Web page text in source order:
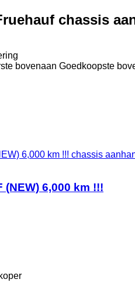
chassis
bovenaan Goedkoopste
(NEW) 6,000 km !!!